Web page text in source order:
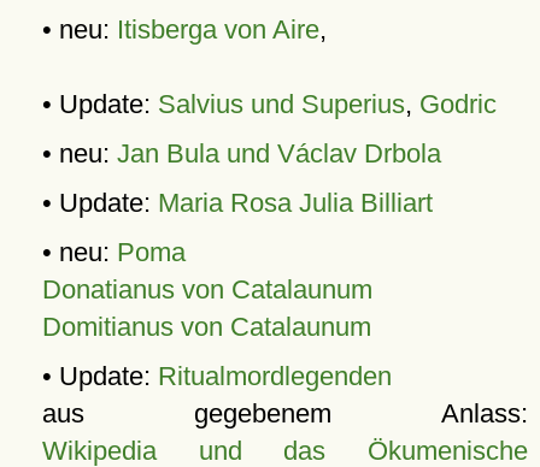
• neu: Itisberga von Aire,
• Update: Salvius und Superius, Godric
• neu: Jan Bula und Václav Drbola
• Update: Maria Rosa Julia Billiart
• neu: Poma
Donatianus von Catalaunum
Domitianus von Catalaunum
• Update: Ritualmordlegenden
aus gegebenem Anlass:
Wikipedia und das Ökumenische